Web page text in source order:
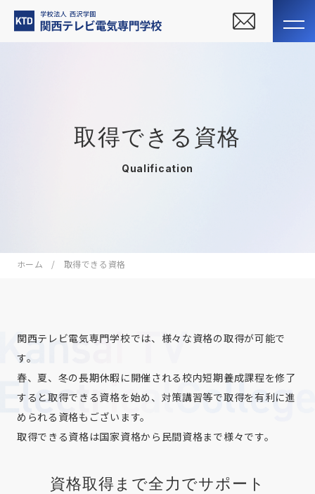
取得できる資格
Qualification
ホーム 取得できる資格
関西テレビ電気専門学校では、様々な資格の取得が可能で
す。
春、夏、冬の長期休暇に開催される校内短期養成課程を修了
すると取得できる資格を始め、対策講習等で取得を有利に進
められる資格もございます。
取得できる資格は国家資格から民間資格まで様々です。
資格取得まで全力でサポート